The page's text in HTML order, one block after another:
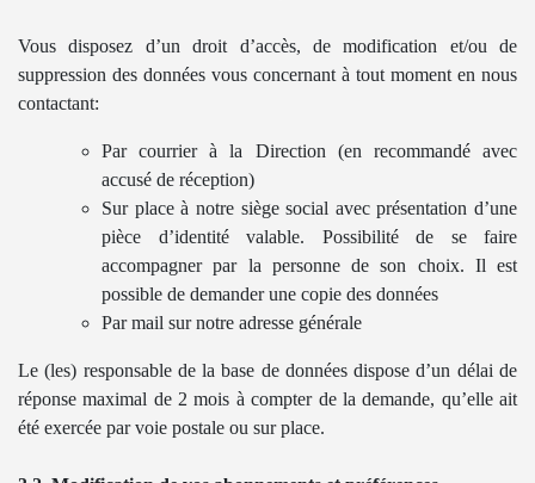
Vous disposez d’un droit d’accès, de modification et/ou de
suppression des données vous concernant à tout moment en nous
contactant:
Par courrier à la Direction (en recommandé avec
accusé de réception)
Sur place à notre siège social avec présentation d’une
pièce d’identité valable. Possibilité de se faire
accompagner par la personne de son choix. Il est
possible de demander une copie des données
Par mail sur notre adresse générale
Le (les) responsable de la base de données dispose d’un délai de
réponse maximal de 2 mois à compter de la demande, qu’elle ait
été exercée par voie postale ou sur place.